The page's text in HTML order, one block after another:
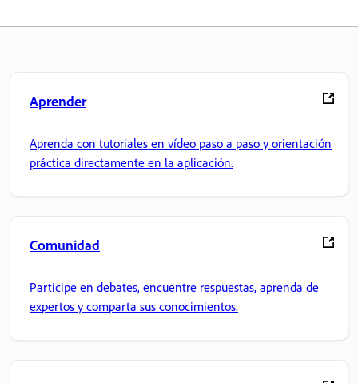
Aprender
Aprenda con tutoriales en vídeo paso a paso y orientación
práctica directamente en la aplicación.
Comunidad
Participe en debates, encuentre respuestas, aprenda de
expertos y comparta sus conocimientos.